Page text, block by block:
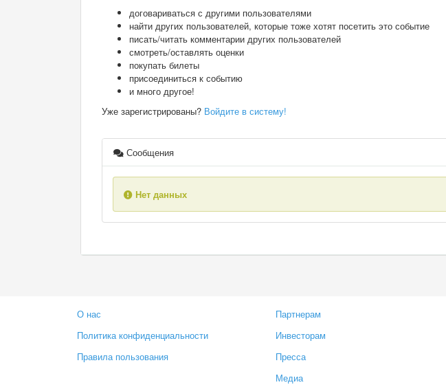
договариваться с другими пользователями
найти других пользователей, которые тоже хотят посетить это событие
писать/читать комментарии других пользователей
смотреть/оставлять оценки
покупать билеты
присоединиться к событию
и много другое!
Уже зарегистрированы? Войдите в систему!
Сообщения
Нет данных
О нас
Политика конфиденциальности
Правила пользования
Партнерам
Инвесторам
Пресса
Медиа